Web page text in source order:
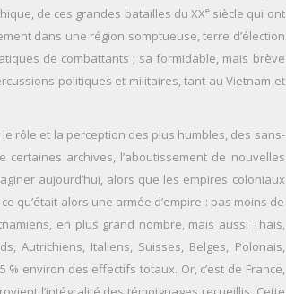
de ces grandes batailles du XXesiècle qui ont
dans une région somptueuse, terre d’élection
de combattants ; sa formidable, mais brève
politiques et militaires, tant au Vietnam et
rôle et la perception des plus humbles, des sans-
certaines archives, l’aboutissement de nouvelles
aujourd’hui, alors que les empires coloniaux
qu’était alors une armée d’empire : pas moins de
en plus grand nombre, mais aussi Thaïs,
Autrichiens, Italiens, Suisses, Belges, Polonais,
% environ des effectifs totaux. Or, c’est de France,